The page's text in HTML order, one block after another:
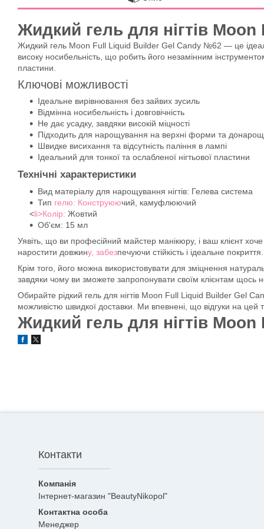
Жидкий гель для нігтів
Жидкий гель Moon Full Liquid Builder Gel Candy №62 — це
високу носибельність, що робить його незамінним
пластини.
Ключові можливості
Ідеальне вирівнювання без зайвих зусиль
Відмінна носибельність і довговічність
Не дає усадку, завдяки високій міцності
Підходить для нарощування на верхні форми та
Швидке висихання та відсутність паління в лампі
Ідеальний для тонкої та ослабленої нігтьової пластини
Технічні характеристики
Вид матеріалу для нарощування нігтів: Гелева система
Тип гелю: Конструюючий, камуфлюючий
<li>Колір: Жовтий
Об'єм: 15 мл
Уявіть, що ви професійний майстер манікюру, і ваш клієнт
наростити довжину, забезпечуючи стійкість і ідеальне
Крім того, його можна використовувати для зміцнення
завдяки чому ви зможете запропонувати своїм клієнтам щось
Обирайте рідкий гель для нігтів Moon Full Liquid Builder Gel
можливістю швидкої доставки. Ми впевнені, що відгуки на
Жидкий гель для нігтів
Контакти
Інтернет-магазин "BeautyNikopol"
Менеджер